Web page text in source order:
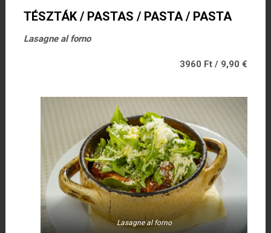
TÉSZTÁK / PASTAS / PASTA / PASTA
Lasagne al forno
3960 Ft / 9,90 €
Lasagne al forno